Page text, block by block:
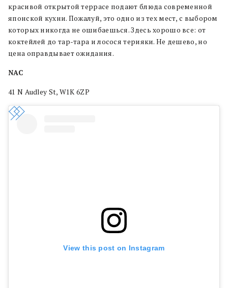
красивой открытой террасе подают блюда современной
японской кухни. Пожалуй, это одно из тех мест, с выбором
которых никогда не ошибаешься. Здесь хорошо все: от
коктейлей до тар-тара и лосося терияки. Не дешево, но
цена оправдывает ожидания.
NAC
41 N Audley St, W1K 6ZP
View this post on Instagram